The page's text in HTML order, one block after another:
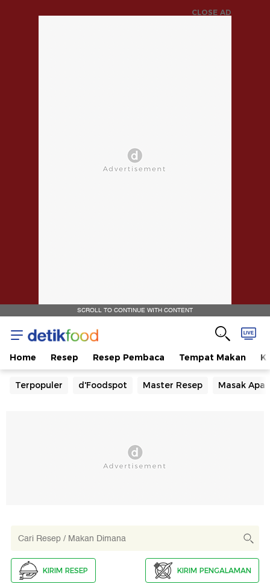
CLOSE AD
SCROLL TO CONTINUE WITH CONTENT
Home Resep Resep Pembaca Tempat Makan
Terpopuler d'Foodspot Master Resep Masak Apa
KIRIM RESEP KIRIM PENGALAMAN